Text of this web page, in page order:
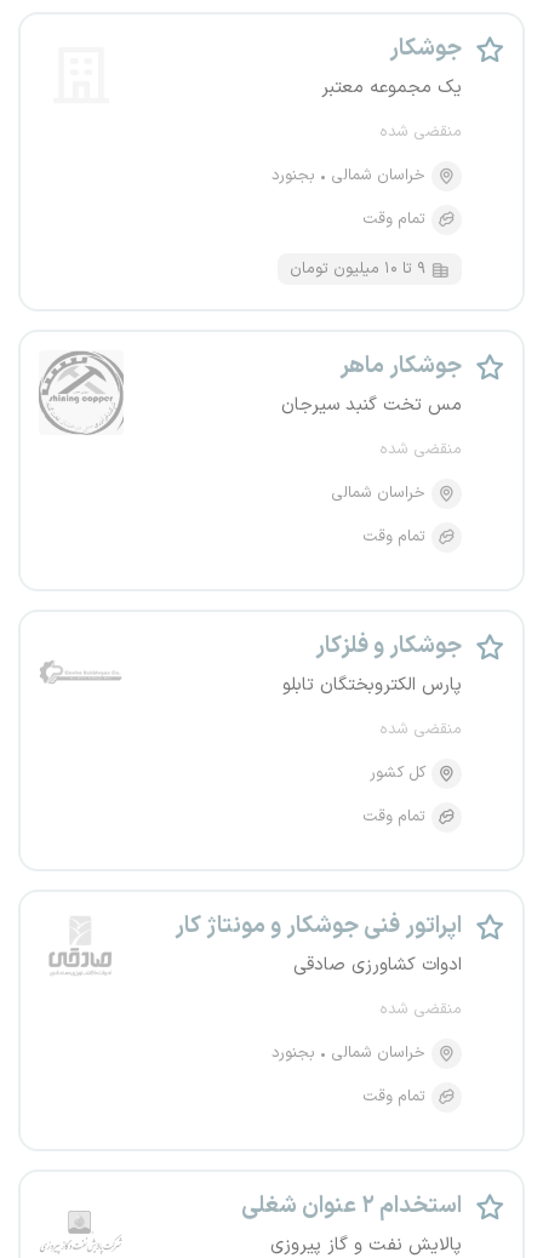
جوشکار
یک مجموعه معتبر
منقضی شده
خراسان شمالی
بجنورد
تمام وقت
۹ تا ۱۰ میلیون تومان
جوشکار ماهر
مس تخت گنبد سیرجان
منقضی شده
خراسان شمالی
تمام وقت
جوشکار و فلزکار
پارس الکتروبختگان تابلو
منقضی شده
کل کشور
تمام وقت
اپراتور فنی جوشکار و مونتاژ کار
ادوات کشاورزی صادقی
منقضی شده
خراسان شمالی
بجنورد
تمام وقت
استخدام ۲ عنوان شغلی
پالایش نفت و گاز پیروزی